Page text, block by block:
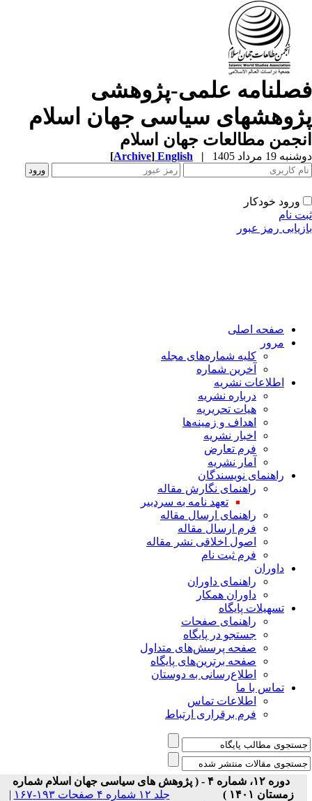
علمی-پژوهشی
سیاسی جهان اسلام
مطالعات جهان اسلام
19 مرداد 1405 |
English
[Archive]
ورود خودکار
نام
رمز عبور
صفحه اصلی
مرور
کلیه شماره‌های مجله
آخرین شماره
اطلاعات نشریه
درباره نشریه
هیات تحریریه
اهداف و زمینه‌ها
اخبار نشریه
فرم تعارض
آمار نشریه
راهنمای نویسندگان
راهنمای نگارش مقاله
تعهد نامه به سردبیر
راهنمای ارسال مقاله
فرم ارسال مقاله
اصول اخلاقی نشر مقاله
فرم ثبت نام
داوران
راهنمای داوران
داوران همکار
تسهیلات پایگاه
راهنمای صفحات
جستجو در پایگاه
صفحه پرسش‌های متداول
صفحه برترین‌های پایگاه
اطلاع‌رسانی به دوستان
تماس با ما
اطلاعات تماس
فرم برقراری ارتباط
دوره ۱۲، شماره ۴ - ( پژوهش های سیاسی جهان اسلام شماره
زمستان ۱۴۰۱ )
جلد ۱۲ شماره ۴ صفحات ۱۹۳-۱۶۷
|